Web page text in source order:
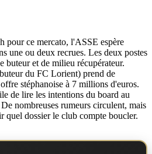
pour ce mercato, l'ASSE espère
une ou deux recrues. Les deux postes
buteur et de milieu récupérateur.
du FC Lorient) prend de
stéphanoise à 7 millions d'euros.
de lire les intentions du board au
nombreuses rumeurs circulent, mais
quel dossier le club compte boucler.